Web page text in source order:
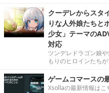
クーデレからスタ
りな人外娘たちと
少女」テーマの
対応
ツンデレドラゴン娘
もりのヒロインたちが
ゲームコマースの
Xsollaの最新情報はこ